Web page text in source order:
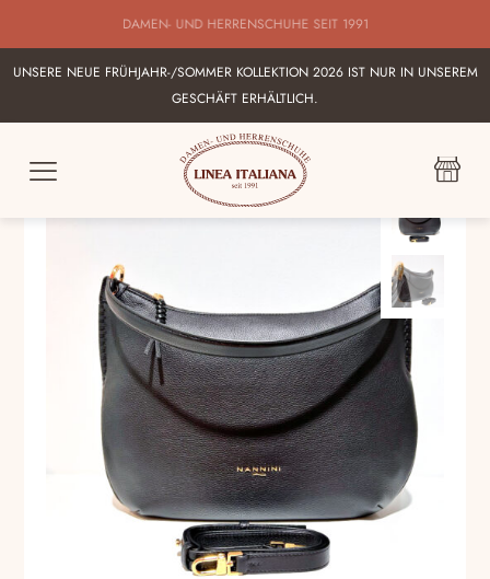
BESTE AUSWAHL AN ITALIENISCHEN DAMEN UND HERRENSHUHEN IN
KARLSRUHE
UNSERE NEUE FRÜHJAHR-/SOMMER KOLLEKTION 2026 IST NUR IN UNSEREM
GESCHÄFT ERHÄLTLICH.